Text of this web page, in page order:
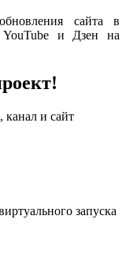
сайта в
YouTube и Дзен на
канал и сайт
запуска